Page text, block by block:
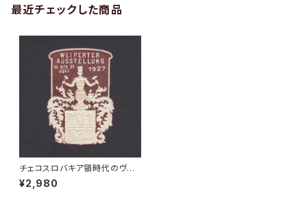
最近チェックした商品
チェコスロバキア領時代のヴァ
イペルト展示会宣伝ポスタース
タンプ 1927年
¥2,980